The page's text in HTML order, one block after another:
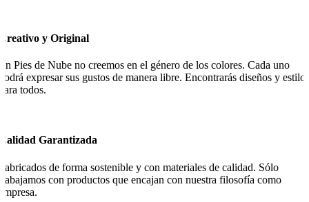
y Original
Pies de Nube no creemos en el género de los colores. Cada uno
expresar sus gustos de manera libre. Encontrarás diseños y estilos
todos.
Garantizada
de forma sostenible y con materiales de calidad. Sólo
con productos que encajan con nuestra filosofía como